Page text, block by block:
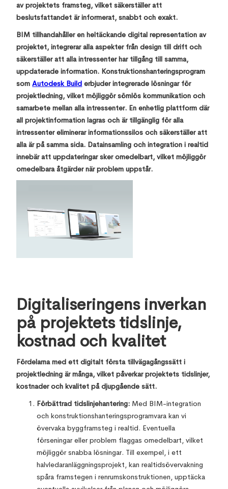
av projektets framsteg, vilket säkerställer att
beslutsfattandet är informerat, snabbt och exakt.
BIM tillhandahåller en heltäckande digital representation av
projektet, integrerar alla aspekter från design till drift och
säkerställer att alla intressenter har tillgång till samma,
uppdaterade information. Konstruktionshanteringsprogram
somAutodesk Build erbjuder integrerade lösningar för
projektledning, vilket möjliggör sömlös kommunikation och
samarbete mellan alla intressenter. En enhetlig plattform där
all projektinformation lagras och är tillgänglig för alla
intressenter eliminerar informationssilos och säkerställer att
alla är på samma sida. Datainsamling och integration i realtid
innebär att uppdateringar sker omedelbart, vilket möjliggör
omedelbara åtgärder när problem uppstår.
Digitaliseringens inverkan
på projektets tidslinje,
kostnad och kvalitet
Fördelarna med ett digitalt första tillvägagångssätt i
projektledning är många, vilket påverkar projektets tidslinjer,
kostnader och kvalitet på djupgående sätt.
Förbättrad tidslinjehantering: Med BIM-integration
och konstruktionshanteringsprogramvara kan vi
övervaka byggframsteg i realtid. Eventuella
förseningar eller problem flaggas omedelbart, vilket
möjliggör snabba lösningar. Till exempel, i ett
halvledaranläggningsprojekt, kan realtidsövervakning
spåra framstegen i renrumskonstruktionen, upptäcka